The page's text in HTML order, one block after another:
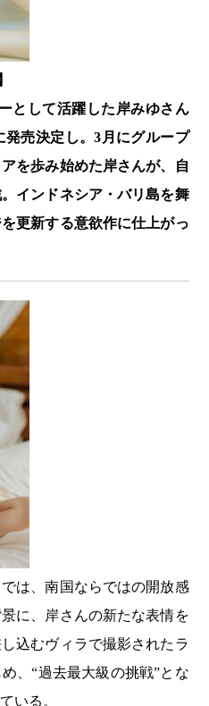
として活躍した岸みゆさん
発売決定し。3月にグループ
を歩み始めた岸さんが、自
インドネシア・バリ島を舞
更新する意欲作に仕上がっ
は、南国ならではの開放感
に、岸さんの新たな表情を
込むヴィラで撮影されたラ
、“過去最大級の挑戦”とな
いる。